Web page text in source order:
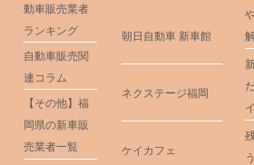
動車販売業者
ランキング
自動車販売関
連コラム
【その他】福
岡県の新車販
売業者一覧
朝日自動車 新車館
ネクステージ福岡
ケイカフェ